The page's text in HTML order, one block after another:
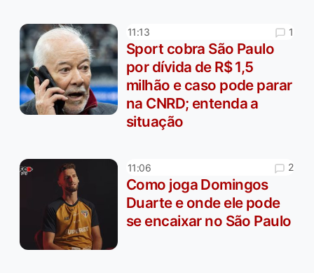
11:13 1
Sport cobra São Paulo
por dívida de R$ 1,5
milhão e caso pode parar
na CNRD; entenda a
situação
11:06 2
Como joga Domingos
Duarte e onde ele pode
se encaixar no São Paulo